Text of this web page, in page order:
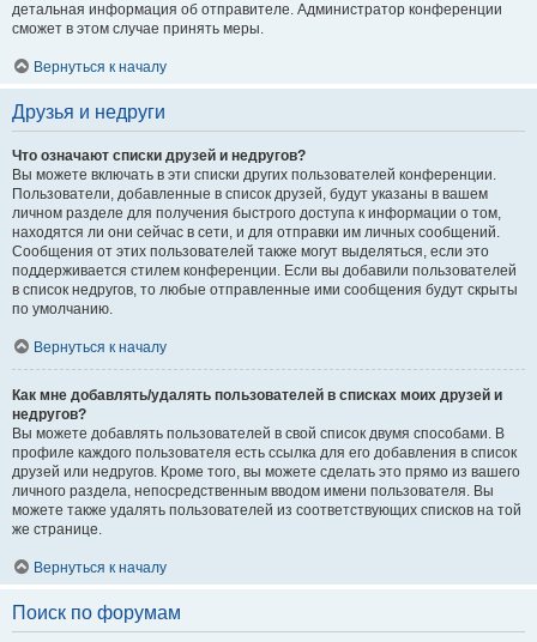
детальная информация об отправителе. Администратор конференции
сможет в этом случае принять меры.
Вернуться к началу
Друзья и недруги
Что означают списки друзей и недругов?
Вы можете включать в эти списки других пользователей конференции.
Пользователи, добавленные в список друзей, будут указаны в вашем
личном разделе для получения быстрого доступа к информации о том,
находятся ли они сейчас в сети, и для отправки им личных сообщений.
Сообщения от этих пользователей также могут выделяться, если это
поддерживается стилем конференции. Если вы добавили пользователей
в список недругов, то любые отправленные ими сообщения будут скрыты
по умолчанию.
Вернуться к началу
Как мне добавлять/удалять пользователей в списках моих друзей и
недругов?
Вы можете добавлять пользователей в свой список двумя способами. В
профиле каждого пользователя есть ссылка для его добавления в список
друзей или недругов. Кроме того, вы можете сделать это прямо из вашего
личного раздела, непосредственным вводом имени пользователя. Вы
можете также удалять пользователей из соответствующих списков на той
же странице.
Вернуться к началу
Поиск по форумам